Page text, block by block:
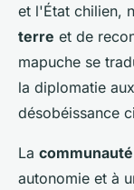
et l'État chilien,
terre et de
mapuche se
la diplomatie
désobéissance
La
autonomie et à